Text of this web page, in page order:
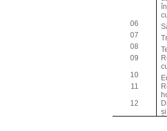
06
07
08
09
10
11
12